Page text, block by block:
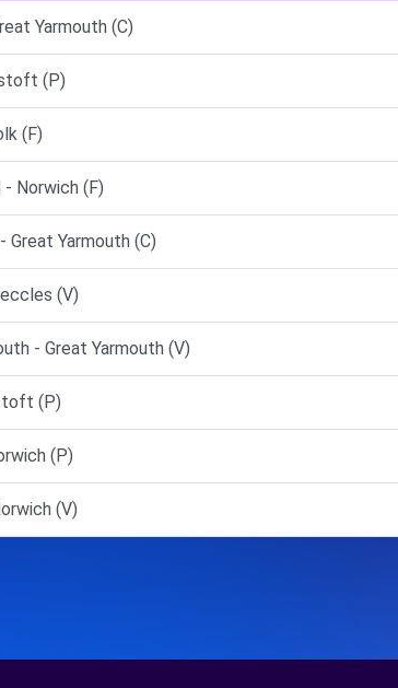
Yarmouth (C)
(P)
(F)
- Norwich (F)
Great Yarmouth (C)
(V)
- Great Yarmouth (V)
(P)
(P)
(V)